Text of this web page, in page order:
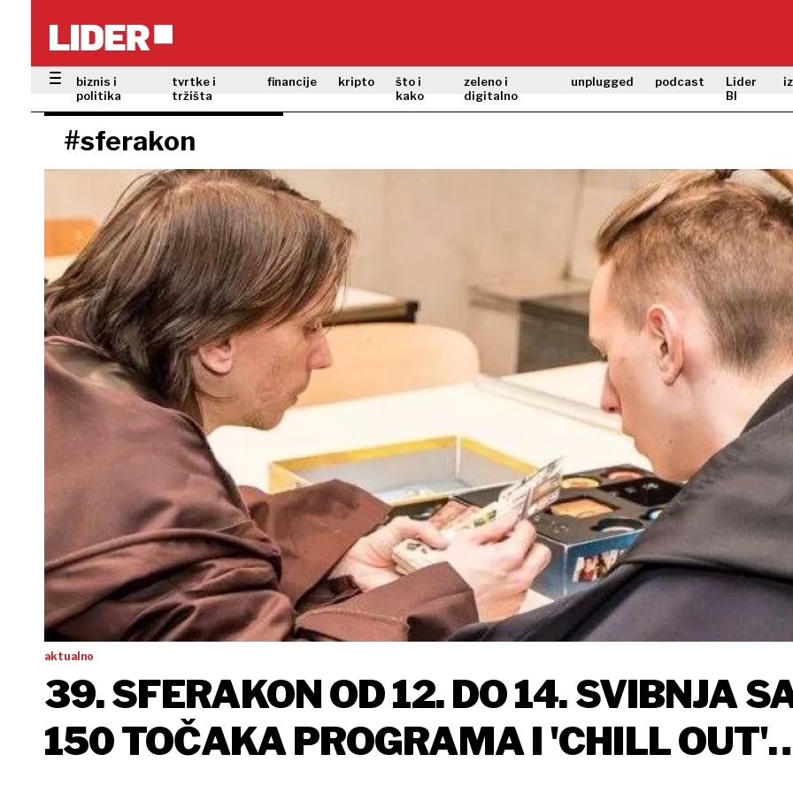
biznis i
politika
tvrtke i
tržišta
financije kripto
što i
kako
zeleno i
digitalno
unplugged podcast
Lider
BI
#sferakon
aktualno
39. SFERAKON OD 12. DO 14. SVIBNJA
150 TOČAKA PROGRAMA I 'CHILL OUT'